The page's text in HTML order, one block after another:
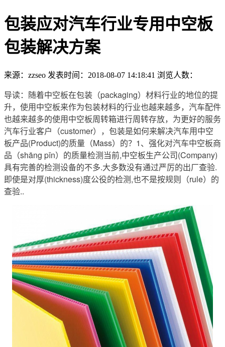
包装应对汽车行业专用中空板
包装解决方案
来源：zzseo 发表时间：2018-08-07 14:18:41 浏览人数：
导读：随着中空板在包装（packaging）材料行业的地位的提
升，使用中空板来作为包装材料的行业也越来越多，汽车配件
也越来越多的使用中空板周转箱进行周转存放，为更好的服务
汽车行业客户（customer），包装是如何来解决汽车用中空
板产品(Product)的质量（Mass）的？1、强化对汽车中空板商
品（shāng pǐn）的质量检测当前,中空板生产公司(Company)
具有完善的检测设备的不多.大多数没有通过严厉的出厂查验.
即使是对厚(thickness)度公役的检测,也不是按规则（rule）的
查验..